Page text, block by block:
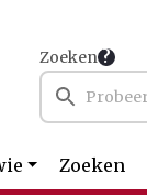
Zoeken
Zoeken